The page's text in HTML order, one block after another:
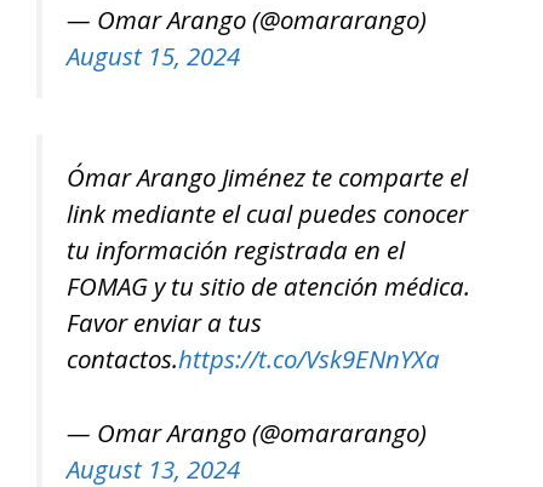
— Omar Arango (@omararango)
August 15, 2024
Ómar Arango Jiménez te comparte el
link mediante el cual puedes conocer
tu información registrada en el
FOMAG y tu sitio de atención médica.
Favor enviar a tus
contactos.https://t.co/Vsk9ENnYXa
— Omar Arango (@omararango)
August 13, 2024